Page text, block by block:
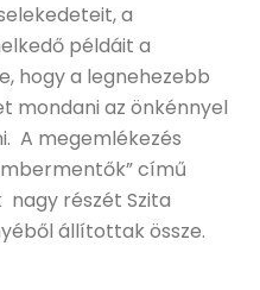
a
példáit a
hogy a legnehezebb
mondani az önkénnyel
A megemlékezés
című
részét Szita
állítottak össze.